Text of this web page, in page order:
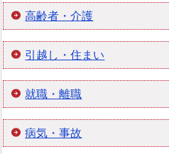
高齢者・介護
引越し・住まい
就職・離職
病気・事故